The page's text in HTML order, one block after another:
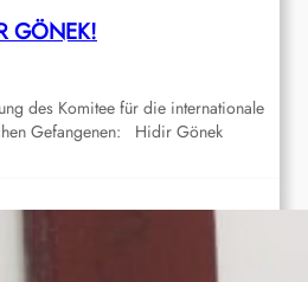
GÖNEK!
des Komitee für die internationale
Gefangenen: Hidir Gönek